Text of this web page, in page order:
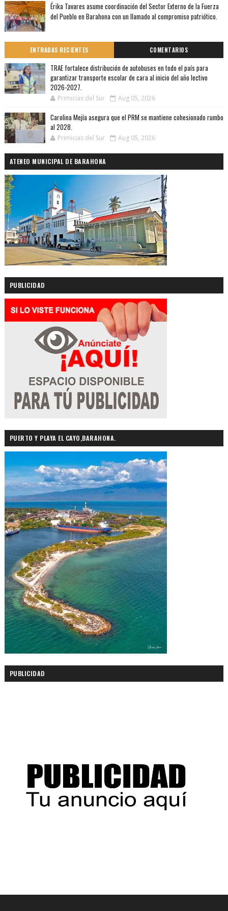
Érika Tavares asume coordinación del Sector Externo de la Fuerza
del Pueblo en Barahona con un llamado al compromiso patriótico.
ENTRADAS RECIENTES COMENTARIOS
TRAE fortalece distribución de autobuses en todo el país para
garantizar transporte escolar de cara al inicio del año lectivo
2026-2027.
Primicias del Sur Aug 05, 2026
Carolina Mejía asegura que el PRM se mantiene cohesionado rumbo
al 2028.
Primicias del Sur Aug 05, 2026
ATENEO MUNICIPAL DE BARAHONA
PUBLICIDAD
PUERTO Y PLAYA EL CAYO,BARAHONA.
PUBLICIDAD